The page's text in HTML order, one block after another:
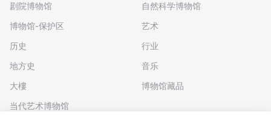
剧院博物馆
博物馆-保护区
历史
地方史
大樓
当代艺术博物馆
自然科学博物馆
艺术
行业
音乐
博物馆藏品